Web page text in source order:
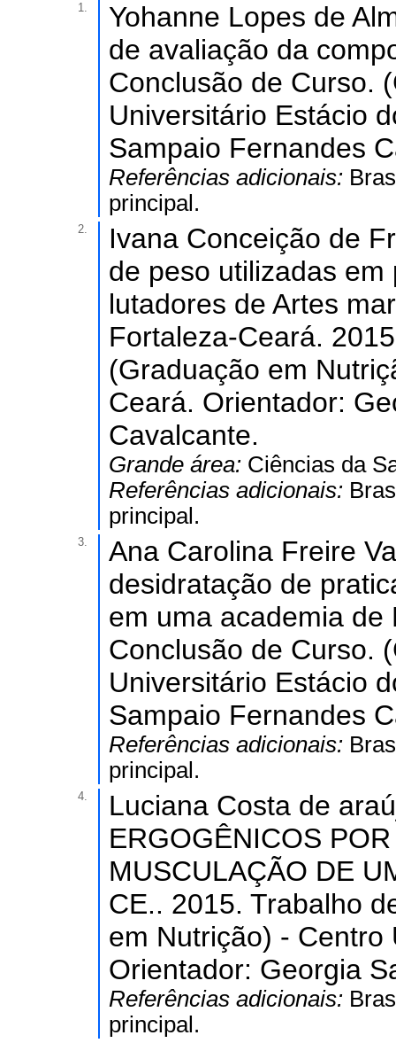
1.
Yohanne Lopes de
de avaliação da
Conclusão de Curso.
Universitário Estácio
Sampaio Fernandes
Referências adicionais:
principal.
2.
Ivana Conceição de
de peso utilizadas
lutadores de Artes
Fortaleza-Ceará.
(Graduação em
Ceará. Orientador:
Cavalcante.
Grande área: Ciências da
Referências adicionais:
principal.
3.
Ana Carolina Freire
desidratação de
em uma academia de
Conclusão de Curso.
Universitário Estácio
Sampaio Fernandes
Referências adicionais:
principal.
4.
Luciana Costa de
ERGOGÊNICOS
MUSCULAÇÃO DE
CE.. 2015. Trabalho
em Nutrição) - Centro
Orientador: Georgia
Referências adicionais:
principal.